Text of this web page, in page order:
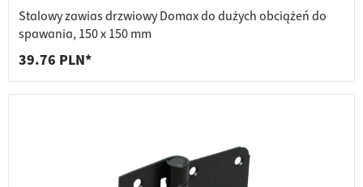
Stalowy zawias drzwiowy Domax do dużych obciążeń do
spawania, 150 x 150 mm
39.76 PLN*